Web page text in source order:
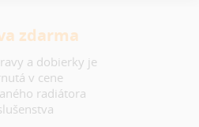
zdarma
a dobierky je
v cene
radiátora